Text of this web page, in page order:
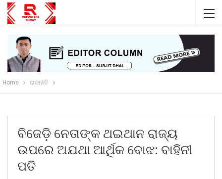
Home ରାଜନୀତି
ବିଜେଡ଼ି ନେତାଙ୍କ ଥଇଥାନ ରାଜ୍ୟ
ଉପରେ ଅଯଥା ଆର୍ଥିକ ବୋଝ: ବାହିନୀ
ପତି